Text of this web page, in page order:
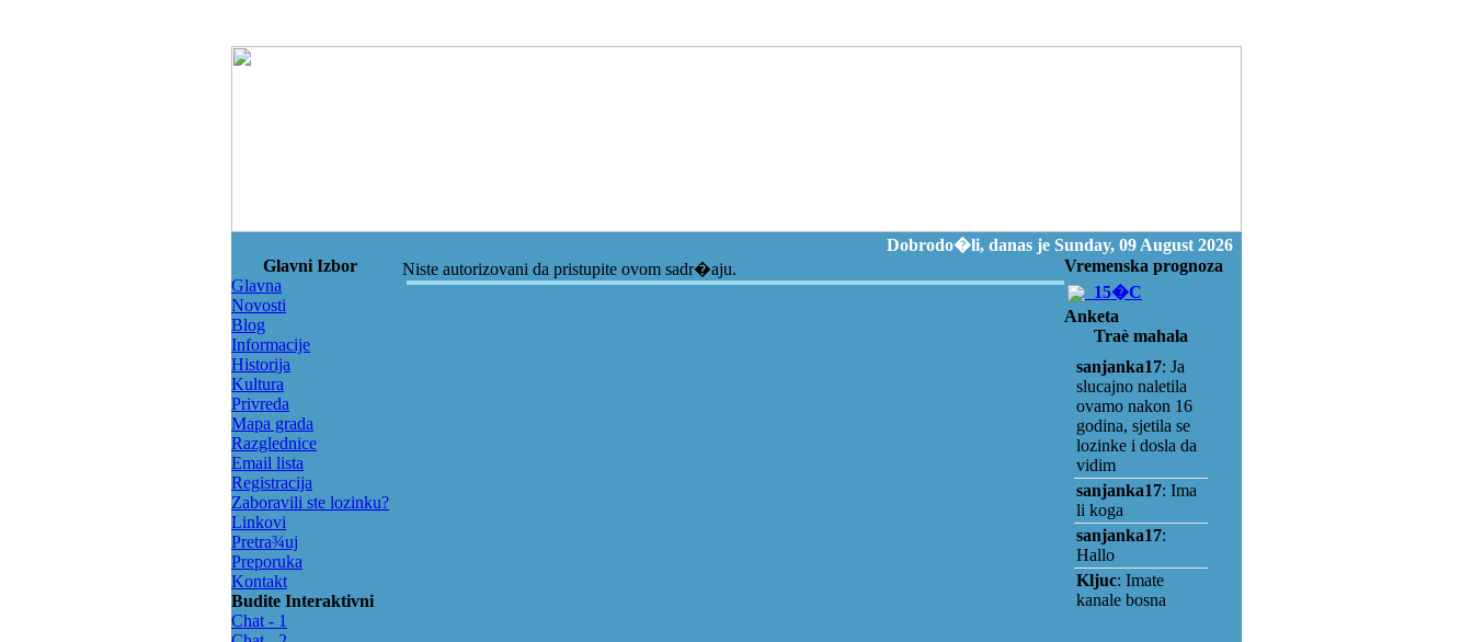
Dobrodo�li, danas je Sunday, 09 August 2026
Glavni Izbor
Glavna
Novosti
Blog
Informacije
Historija
Kultura
Privreda
Mapa grada
Razglednice
Email lista
Registracija
Zaboravili ste lozinku?
Linkovi
Pretra¾uj
Preporuka
Kontakt
Budite Interaktivni
Chat - 1
Niste autorizovani da pristupite ovom sadr�aju.
Vremenska prognoza
15�C
Anketa
Traè mahala